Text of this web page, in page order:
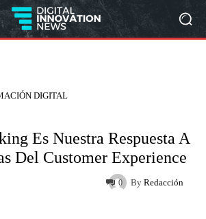
DIGITAL
Es Nuestra Respuesta A
Del Customer Experience
By Redacción
0